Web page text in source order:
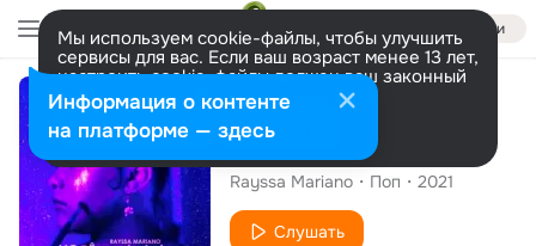
Войти
Мы используем cookie-файлы, чтобы улучшить
сервисы для вас. Если ваш возраст менее 13 лет,
настроить cookie-файлы должен ваш законный
представитель. Больше информации
Разрешить все Настроить
Сингл
Você Me Destruiu
Rayssa Mariano Поп 2021
Слушать
Информация о контенте
на платформе — здесь